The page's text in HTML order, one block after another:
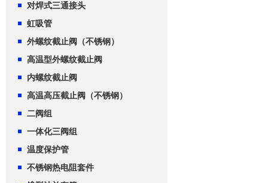
对焊式三通接头
虹吸管
外螺纹截止阀（不锈钢）
高温型外螺纹截止阀
内螺纹截止阀
高温高压截止阀（不锈钢）
二阀组
一体化三阀组
温度保护管
不锈钢热电阻套件